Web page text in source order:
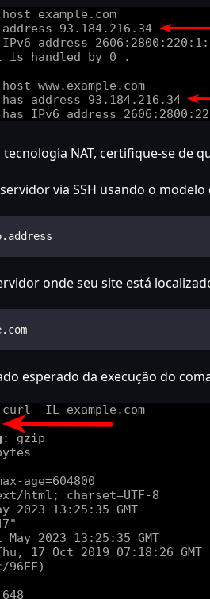
tecnologia NAT, certifique-se de
via SSH usando o
onde seu site está
esperado da execução do